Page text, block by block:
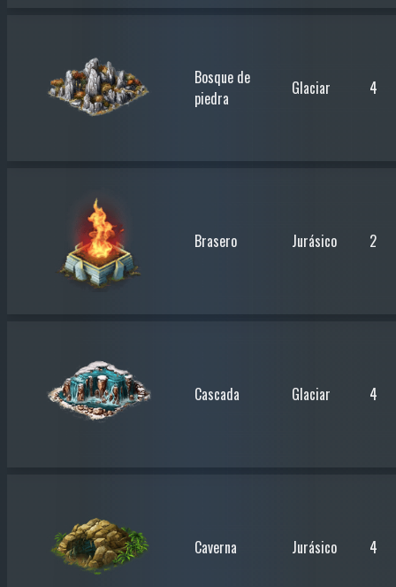
Bosque de
piedra
Glaciar 4
Brasero Jurásico 2
Cascada Glaciar 4
Caverna Jurásico 4